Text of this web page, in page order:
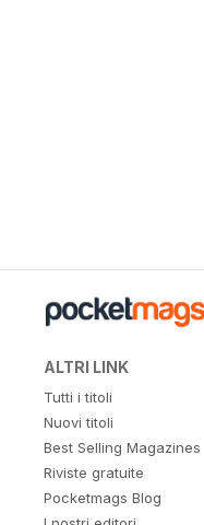
ALTRI LINK
Tutti i titoli
Nuovi titoli
Best Selling Magazines
Riviste gratuite
Pocketmags Blog